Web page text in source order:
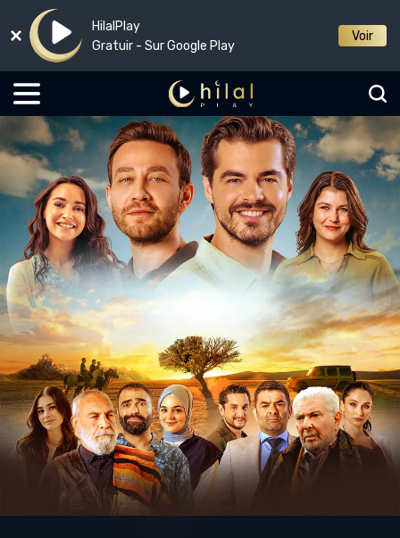
HilalPlay
Gratuir - Sur Google Play
Voir